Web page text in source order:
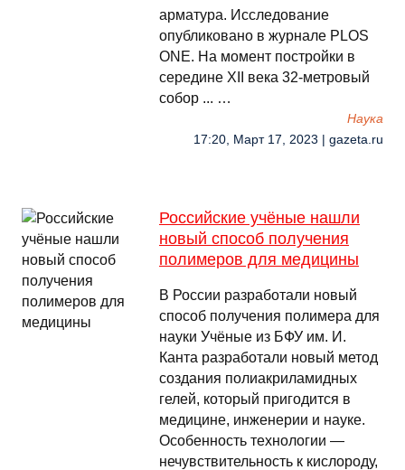
арматура. Исследование
опубликовано в журнале PLOS
ONE. На момент постройки в
середине XII века 32-метровый
собор ... …
Наука
17:20, Март 17, 2023 | gazeta.ru
Российские учёные нашли
новый способ получения
полимеров для медицины
В России разработали новый
способ получения полимера для
науки Учёные из БФУ им. И.
Канта разработали новый метод
создания полиакриламидных
гелей, который пригодится в
медицине, инженерии и науке.
Особенность технологии —
нечувствительность к кислороду,